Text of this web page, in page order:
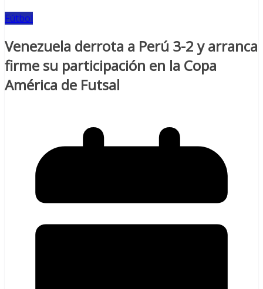
Fútbol
Venezuela derrota a Perú 3-2 y arranca
firme su participación en la Copa
América de Futsal